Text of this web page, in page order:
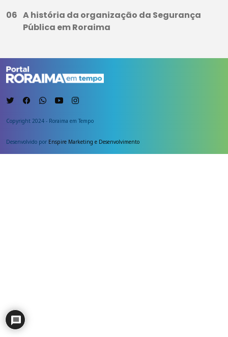
A história da organização da Segurança
Pública em Roraima
Copyright 2024 - Roraima em Tempo
Desenvolvido por Enspire Marketing e Desenvolvimento